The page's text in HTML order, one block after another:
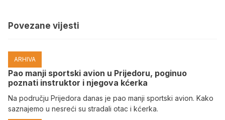
Povezane vijesti
ARHIVA
Pao manji sportski avion u Prijedoru, poginuo
poznati instruktor i njegova kćerka
Na području Prijedora danas je pao manji sportski avion. Kako
saznajemo u nesreći su stradali otac i kćerka.